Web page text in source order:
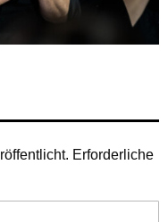
Erforderliche